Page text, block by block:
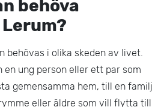
behöva
behövas i olika skeden av livet.
en ung person eller ett par som
gemensamma hem, till en familj
eller äldre som vill flytta till